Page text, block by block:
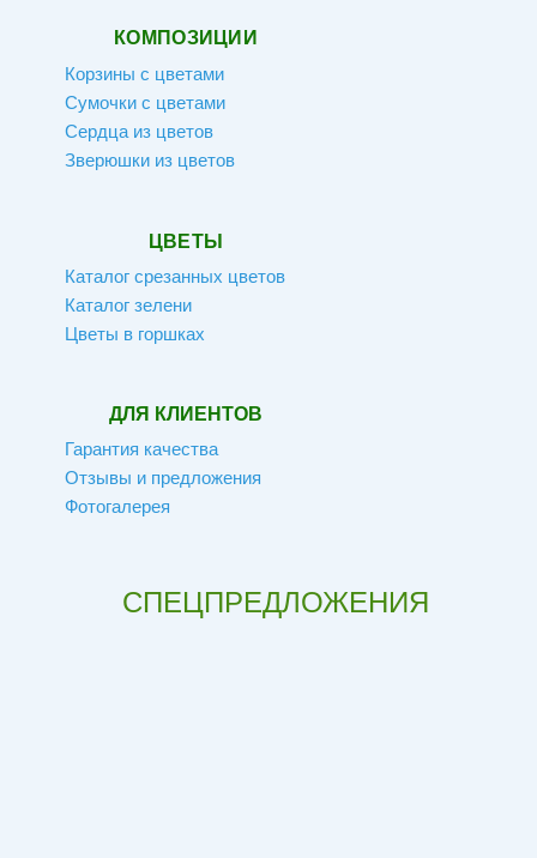
КОМПОЗИЦИИ
Корзины с цветами
Сумочки с цветами
Сердца из цветов
Зверюшки из цветов
ЦВЕТЫ
Каталог срезанных цветов
Каталог зелени
Цветы в горшках
ДЛЯ КЛИЕНТОВ
Гарантия качества
Отзывы и предложения
Фотогалерея
СПЕЦПРЕДЛОЖЕНИЯ